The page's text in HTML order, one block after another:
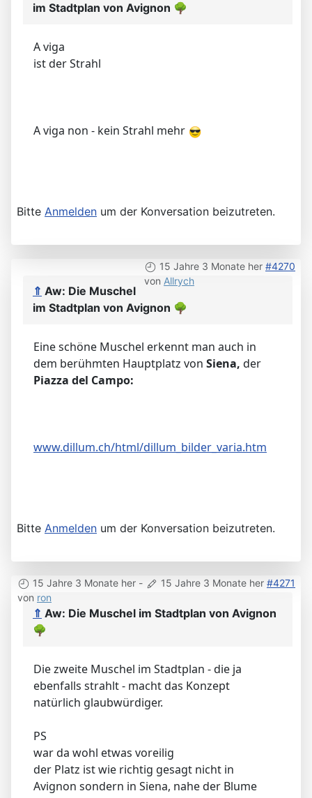
im Stadtplan von Avignon 🌳
A viga
ist der Strahl
A viga non - kein Strahl mehr
Bitte Anmelden um der Konversation beizutreten.
15 Jahre 3 Monate her #4270
von Allrych
⇑ Aw: Die Muschel
im Stadtplan von Avignon 🌳
Eine schöne Muschel erkennt man auch in
dem berühmten Hauptplatz von Siena, der
Piazza del Campo:
www.dillum.ch/html/dillum_bilder_varia.htm
Bitte Anmelden um der Konversation beizutreten.
15 Jahre 3 Monate her - 15 Jahre 3 Monate her #4271
von ron
⇑ Aw: Die Muschel im Stadtplan von Avignon
🌳
Die zweite Muschel im Stadtplan - die ja
ebenfalls strahlt - macht das Konzept
natürlich glaubwürdiger.